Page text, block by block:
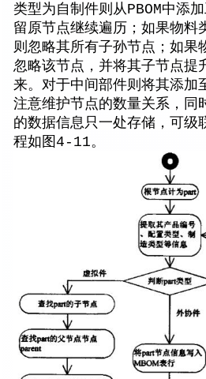
类型为自制件则从PBOM中添
留原节点继续遍历；如果物料
则忽略其所有子孙节点；如果
忽略该节点，并将其子节点提
来。对于中间部件则将其添加
注意维护节点的数量关系，同
的数据信息只一处存储，可级
程如图4-11。